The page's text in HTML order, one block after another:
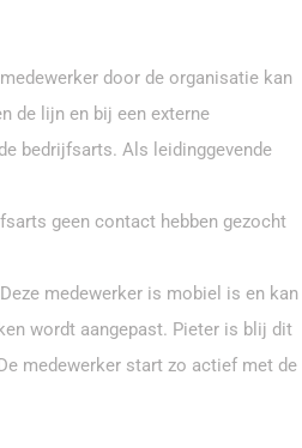
door de organisatie kan
de lijn en bij een externe
bedrijfsarts. Als leidinggevende
geen contact hebben gezocht
medewerker is mobiel is en kan
wordt aangepast. Pieter is blij dit
medewerker start zo actief met de